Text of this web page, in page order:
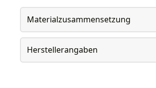
Materialzusammensetzung
Herstellerangaben